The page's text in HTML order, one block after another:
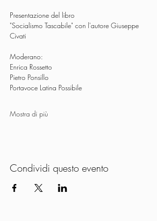
Presentazione del libro
"Socialismo Tascabile" con l'autore Giuseppe
Civati
Moderano:
Enrica Rossetto
Pietro Ponsillo
Portavoce Latina Possibile
Mostra di più
Condividi questo evento